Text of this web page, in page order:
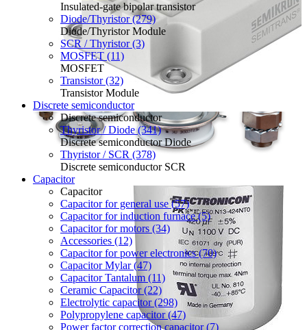
Insulated-gate bipolar transistor
Diode/Thyristor (279)
Diode/Thyristor Module
SCR / Thyristor (3)
MOSFET (11)
MOSFET
Transistor (32)
Transistor Module
Discrete semiconductor
Discrete semiconductor
Thyristor / Diode (341)
Discrete semiconductor Diode
Thyristor / SCR (378)
Discrete semiconductor SCR
Capacitor
Capacitor
Capacitor for general use (57)
Capacitor for induction furnace (5)
Capacitor for motors (34)
Accessories (12)
Capacitor for power electronics (70)
Capacitor Mylar (47)
Capacitor Tantalum (11)
Ceramic Capacitor (22)
Electrolytic capacitor (298)
Polypropylene capacitor (47)
Power factor correction capacitor (7)